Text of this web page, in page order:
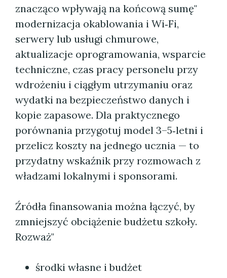
znacząco wpływają na końcową sumę"
modernizacja okablowania i Wi‑Fi,
serwery lub usługi chmurowe,
aktualizacje oprogramowania, wsparcie
techniczne, czas pracy personelu przy
wdrożeniu i ciągłym utrzymaniu oraz
wydatki na bezpieczeństwo danych i
kopie zapasowe. Dla praktycznego
porównania przygotuj model 3–5‑letni i
przelicz koszty na jednego ucznia — to
przydatny wskaźnik przy rozmowach z
władzami lokalnymi i sponsorami.
Źródła finansowania można łączyć, by
zmniejszyć obciążenie budżetu szkoły.
Rozważ"
środki własne i budżet